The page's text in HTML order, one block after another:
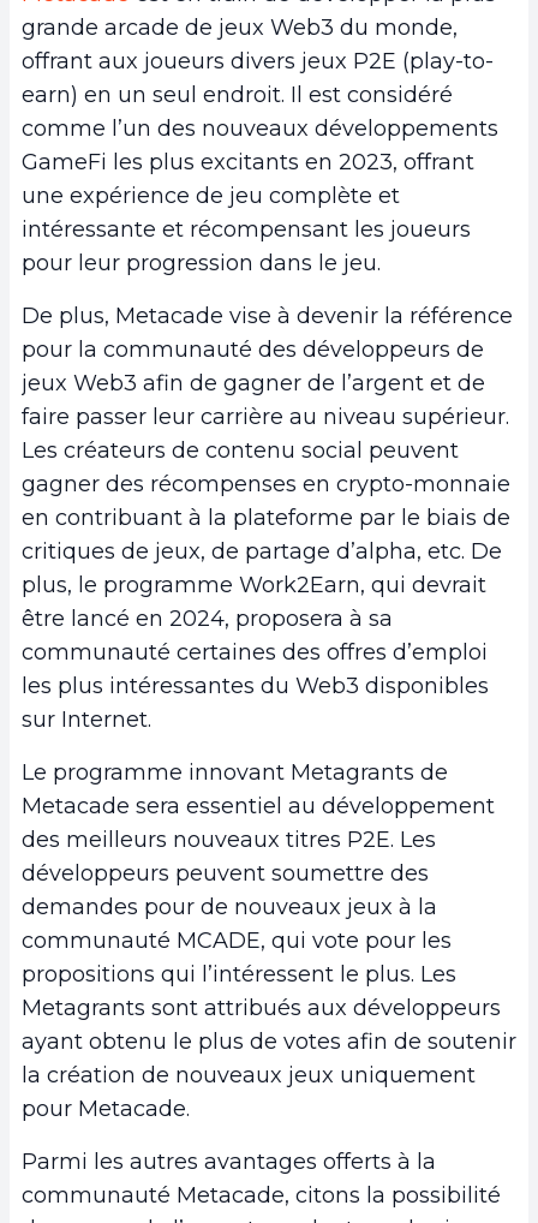
grande arcade de jeux Web3 du monde,
offrant aux joueurs divers jeux P2E (play-to-
earn) en un seul endroit. Il est considéré
comme l’un des nouveaux développements
GameFi les plus excitants en 2023, offrant
une expérience de jeu complète et
intéressante et récompensant les joueurs
pour leur progression dans le jeu.
De plus, Metacade vise à devenir la référence
pour la communauté des développeurs de
jeux Web3 afin de gagner de l’argent et de
faire passer leur carrière au niveau supérieur.
Les créateurs de contenu social peuvent
gagner des récompenses en crypto-monnaie
en contribuant à la plateforme par le biais de
critiques de jeux, de partage d’alpha, etc. De
plus, le programme Work2Earn, qui devrait
être lancé en 2024, proposera à sa
communauté certaines des offres d’emploi
les plus intéressantes du Web3 disponibles
sur Internet.
Le programme innovant Metagrants de
Metacade sera essentiel au développement
des meilleurs nouveaux titres P2E. Les
développeurs peuvent soumettre des
demandes pour de nouveaux jeux à la
communauté MCADE, qui vote pour les
propositions qui l’intéressent le plus. Les
Metagrants sont attribués aux développeurs
ayant obtenu le plus de votes afin de soutenir
la création de nouveaux jeux uniquement
pour Metacade.
Parmi les autres avantages offerts à la
communauté Metacade, citons la possibilité